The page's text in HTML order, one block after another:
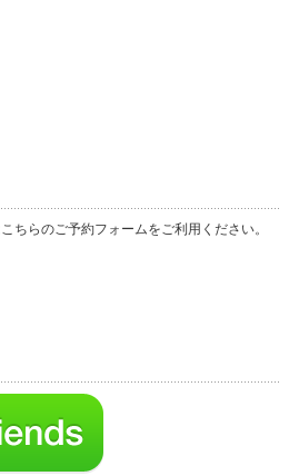
ちらのご予約フォームをご利用ください。